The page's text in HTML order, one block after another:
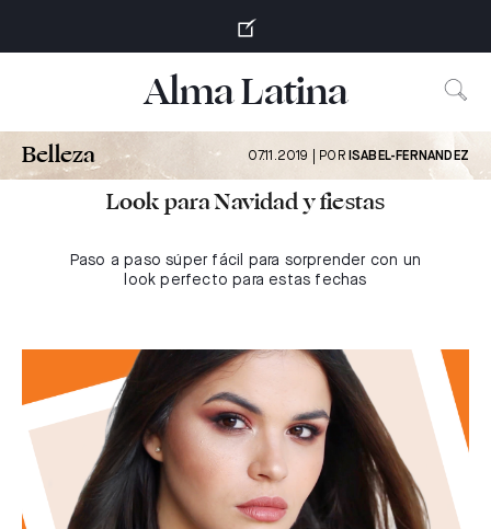
Alma Latina
Belleza 07.11.2019 | POR ISABEL-FERNANDEZ
Look para Navidad y fiestas
Paso a paso súper fácil para sorprender con un
look perfecto para estas fechas